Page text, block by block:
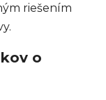
riešením
o